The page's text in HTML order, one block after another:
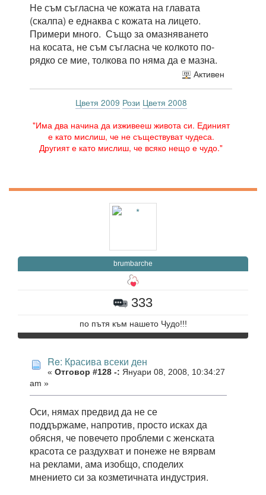
Не съм съгласна че кожата на главата
(скалпа) е еднаква с кожата на лицето.
Примери много. Също за омазняването
на косата, не съм съгласна че колкото по-
рядко се мие, толкова по няма да е мазна.
Активен
Цветя 2009 Рози Цветя 2008
"Има два начина да изживееш живота си. Единият
е като мислиш, че не съществуват чудеса.
Другият е като мислиш, че всяко нещо е чудо."
brumbarche
333
по пътя към нашето Чудо!!!
Re: Красива всеки ден
« Отговор #128 -: Януари 08, 2008, 10:34:27
am »
Оси, нямах предвид да не се
поддържаме, напротив, просто исках да
обясня, че повечето проблеми с женската
красота се раздухват и понеже не вярвам
на реклами, ама изобщо, споделих
мнението си за козметичната индустрия.